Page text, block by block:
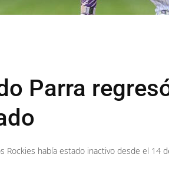
Parra
Rockies había estado inactivo desde el 14